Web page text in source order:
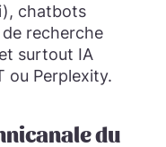
chatbots
recherche
surtout IA
ou Perplexity.
du